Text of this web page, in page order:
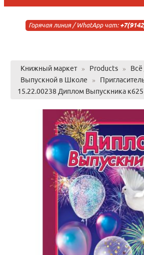
Горячая линия / WhatApp чат:
Книжный маркет » Products »
Выпускной в Школе
»
15.22.00238 Диплом Выпускника к625